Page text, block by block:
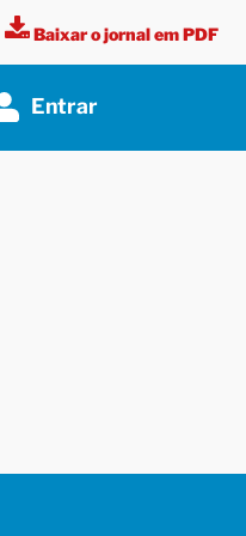
Baixar o jornal em PDF
Entrar